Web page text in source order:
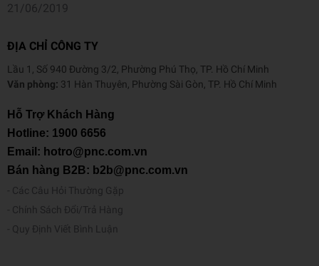
21/06/2019
ĐỊA CHỈ CÔNG TY
Lầu 1, Số 940 Đường 3/2, Phường Phú Thọ, TP. Hồ Chí Minh
Văn phòng: 31 Hàn Thuyên, Phường Sài Gòn, TP. Hồ Chí Minh
Hỗ Trợ Khách Hàng
Hotline: 1900 6656
Email: hotro@pnc.com.vn
Bán hàng B2B: b2b@pnc.com.vn
Các Câu Hỏi Thường Gặp
Chính Sách Đổi/Trả Hàng
Quy Định Viết Bình Luận